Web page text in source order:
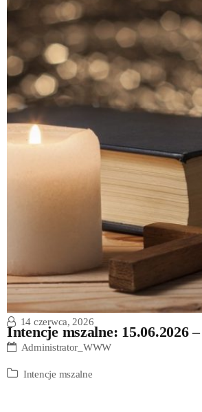
Intencje mszalne: 15.06.2026
14 czerwca, 2026
Administrator_WWW
Intencje mszalne